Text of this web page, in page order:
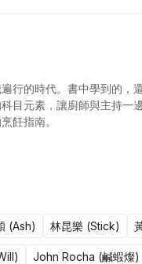
行的時代。書中學到的
目元素，讓廚師與主持一
飪指南。
(Ash) 林昆樂 (Stick)
John Rocha (鹹蝦燦)